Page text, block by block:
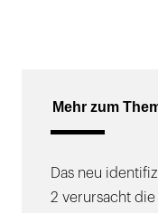
Mehr zum
Das neu
2 verursacht die